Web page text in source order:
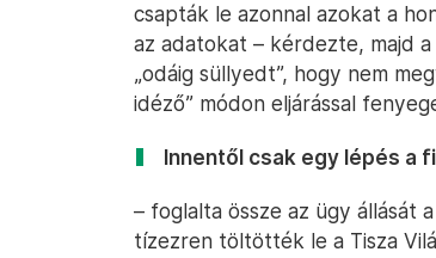
csapták le azonnal azokat a
az adatokat – kérdezte, majd
„odáig süllyedt”, hogy nem
idéző” módon eljárással
Innentől csak egy lépés a
– foglalta össze az ügy állását
tízezren töltötték le a Tisza